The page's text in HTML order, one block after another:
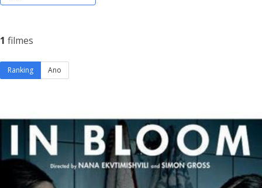
1 filmes
Ranking Ano